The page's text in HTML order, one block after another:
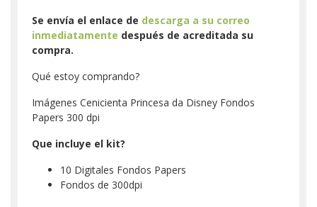
Se envía el enlace de descarga a su correo
inmediatamente después de acreditada su
compra.
Qué estoy comprando?
Imágenes Cenicienta Princesa da Disney Fondos
Papers 300 dpi
Que incluye el kit?
10 Digitales Fondos Papers
Fondos de 300dpi